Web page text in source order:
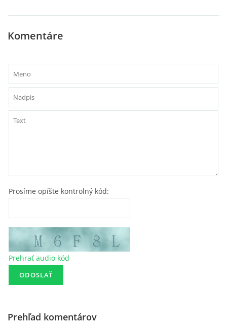
Komentáre
Prosíme opíšte kontrolný kód:
Prehrať audio kód
Prehľad komentárov